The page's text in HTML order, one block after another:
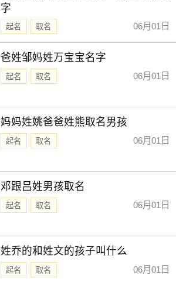
字
起名 取名 06月01日
爸姓邹妈姓万宝宝名字
起名 取名 06月01日
妈妈姓姚爸爸姓熊取名男孩
起名 取名 06月01日
邓跟吕姓男孩取名
起名 取名 06月01日
姓乔的和姓文的孩子叫什么
起名 取名 06月01日